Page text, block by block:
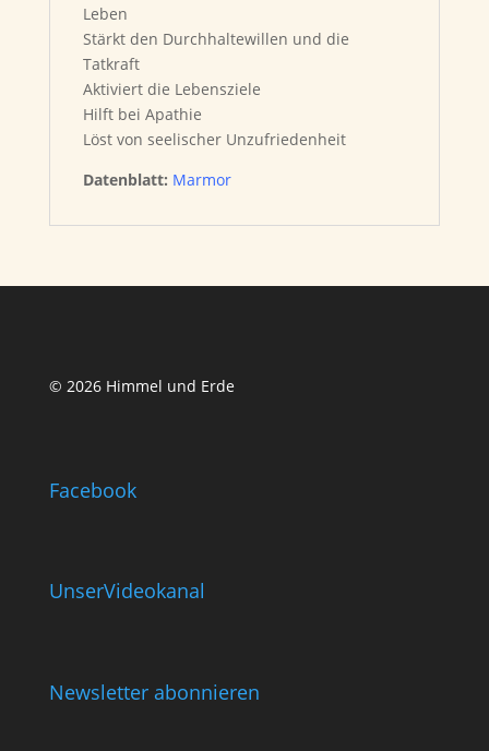
Leben
Stärkt den Durchhaltewillen und die
Tatkraft
Aktiviert die Lebensziele
Hilft bei Apathie
Löst von seelischer Unzufriedenheit
Datenblatt: Marmor
© 2026 Himmel und Erde
Facebook
UnserVideokanal
Newsletter abonnieren